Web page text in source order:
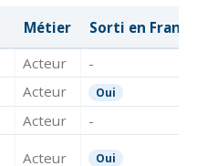
Métier
Sorti en France
Acteur
-
Acteur Oui
Acteur -
Acteur Oui